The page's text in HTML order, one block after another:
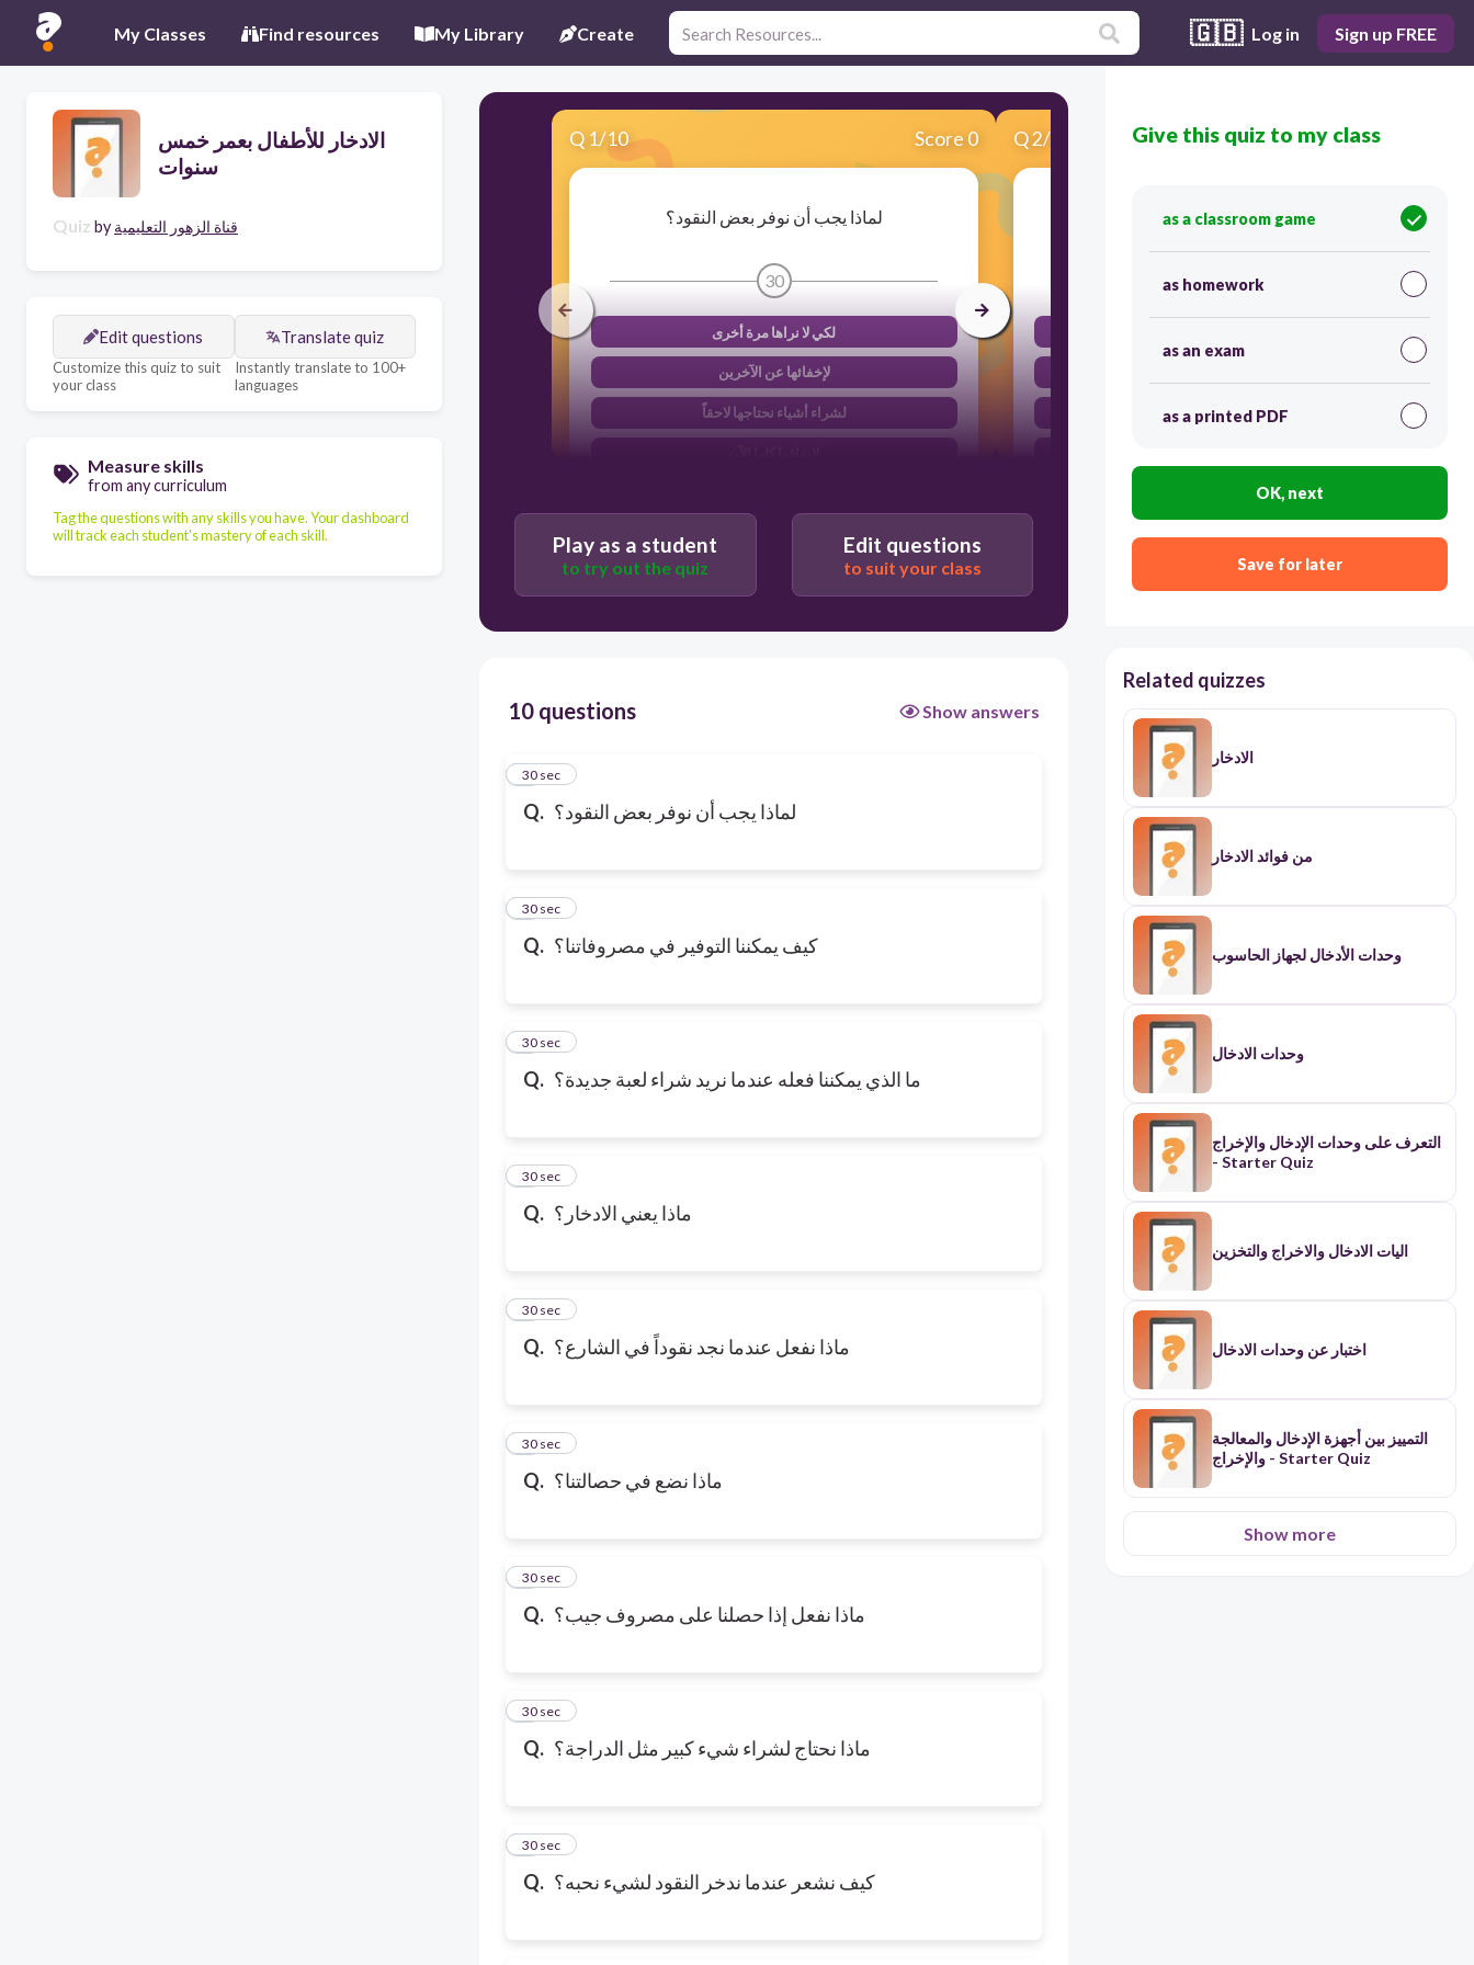
My Classes Find resources My Library Create 🇬🇧 Log in Sign up FREE
الادخار للأطفال بعمر خمس
سنوات
Quiz by قناة الزهور التعليمية
Edit questions
Customize this quiz to suit
your class
Translate quiz
Instantly translate to 100+
languages
Measure skills
from any curriculum
Tag the questions with any skills you have. Your dashboard
will track each student's mastery of each skill.
Q 1/10 Score 0
لماذا يجب أن نوفر بعض النقود؟
30
لكي لا نراها مرة أخرى
لإخفائها عن الآخرين
لشراء أشياء نحتاجها لاحقاً
Q2/10 Score 0
كيف يمكننا التوفير في مصروفاتنا؟
30
نشتري أشياء لا نحتاجها
Play as a student
to try out the quiz
Edit questions
to suit your class
10 questions Show answers
Q. لماذا يجب أن نوفر بعض النقود؟
1
30 sec
Q. كيف يمكننا التوفير في مصروفاتنا؟
2
30 sec
Q. ما الذي يمكننا فعله عندما نريد شراء لعبة جديدة؟
3
30 sec
Q. ماذا يعني الادخار؟
4
30 sec
Q. ماذا نفعل عندما نجد نقوداً في الشارع؟
5
30 sec
Q. ماذا نضع في حصالتنا؟
6
30 sec
Q. ماذا نفعل إذا حصلنا على مصروف جيب؟
7
30 sec
Q. ماذا نحتاج لشراء شيء كبير مثل الدراجة؟
8
30 sec
Q. كيف نشعر عندما ندخر النقود لشيء نحبه؟
9
30 sec
Give this quiz to my class
as a classroom game
as homework
as an exam
as a printed PDF
OK, next
Save for later
Related quizzes
الادخار
من فوائد الادخار
وحدات الأدخال لجهاز الحاسوب
وحدات الادخال
التعرف على وحدات الإدخال والإخراج
- Starter Quiz
اليات الادخال والاخراج والتخزين
اختبار عن وحدات الادخال
التمييز بين أجهزة الإدخال والمعالجة
والإخراج - Starter Quiz
Show more